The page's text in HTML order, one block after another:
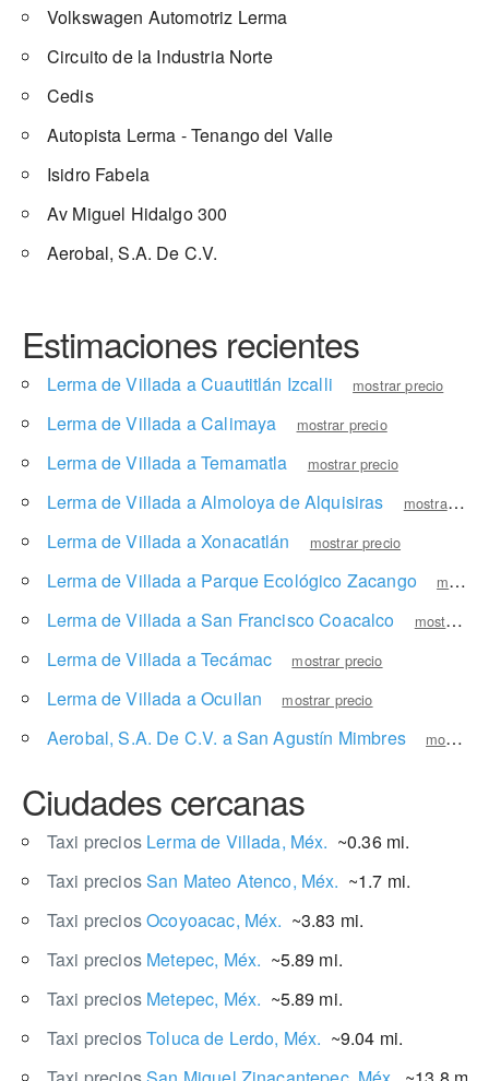
Volkswagen Automotriz Lerma
Circuito de la Industria Norte
Cedis
Autopista Lerma - Tenango del Valle
Isidro Fabela
Av Miguel Hidalgo 300
Aerobal, S.A. De C.V.
Estimaciones recientes
Lerma de Villada a Cuautitlán Izcalli mostrar precio
Lerma de Villada a Calimaya mostrar precio
Lerma de Villada a Temamatla mostrar precio
Lerma de Villada a Almoloya de Alquisiras mostrar precio
Lerma de Villada a Xonacatlán mostrar precio
Lerma de Villada a Parque Ecológico Zacango mostrar precio
Lerma de Villada a San Francisco Coacalco mostrar precio
Lerma de Villada a Tecámac mostrar precio
Lerma de Villada a Ocuilan mostrar precio
Aerobal, S.A. De C.V. a San Agustín Mimbres mostrar precio
Ciudades cercanas
Taxi precios Lerma de Villada, Méx. ~0.36 mi.
Taxi preciosSan Mateo Atenco, Méx. ~1.7 mi.
Taxi preciosOcoyoacac, Méx. ~3.83 mi.
Taxi precios Metepec, Méx. ~5.89 mi.
Taxi precios Metepec, Méx. ~5.89 mi.
Taxi preciosToluca de Lerdo, Méx. ~9.04 mi.